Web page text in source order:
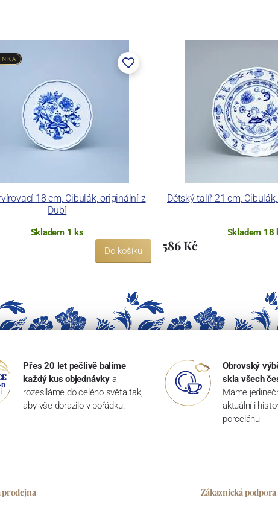
18 cm, Cibulák, originální z
Dubí
Skladem 1 ks
Do košíku
Dětský talíř 21 cm,
Skladem 18
586 Kč
Přes 20 let pečlivě balíme
každý kus objednávky a
rozesíláme do celého světa tak,
aby vše dorazilo v pořádku.
Obrovský
skla všech
Máme
aktuální i
porcelánu
prodejna Zákaznická podpora